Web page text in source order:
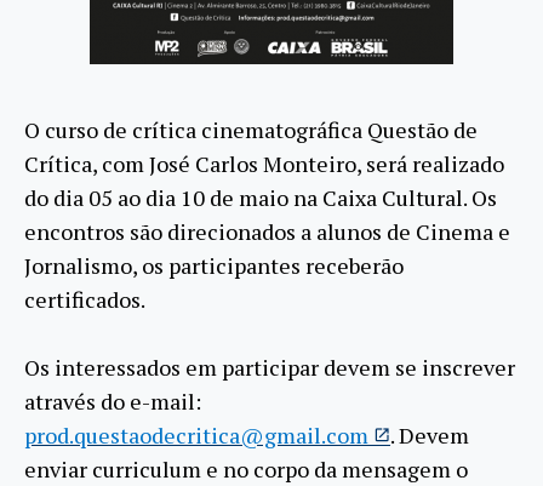
O curso de crítica cinematográfica Questão de
Crítica, com José Carlos Monteiro, será realizado
do dia 05 ao dia 10 de maio na Caixa Cultural. Os
encontros são direcionados a alunos de Cinema e
Jornalismo, os participantes receberão
certificados.
Os interessados em participar devem se inscrever
através do e-mail:
prod.questaodecritica@gmail.com
. Devem
enviar curriculum e no corpo da mensagem o